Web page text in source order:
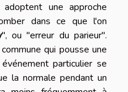
une approche
dans ce que l'on
", ou "erreur du parieur".
qui pousse une
particulier se
la normale pendant un